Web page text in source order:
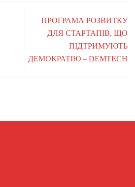
ПРОГРАМА РОЗВИТКУ
ДЛЯ СТАРТАПІВ, ЩО
ПІДТРИМУЮТЬ
ДЕМОКРАТІЮ – DEMTECH